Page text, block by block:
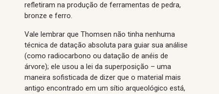
refletiram na produção de ferramentas de pedra,
bronze e ferro.
Vale lembrar que Thomsen não tinha nenhuma
técnica de datação absoluta para guiar sua análise
(como radiocarbono ou datação de anéis de
árvore); ele usou a lei da superposição – uma
maneira sofisticada de dizer que o material mais
antigo encontrado em um sítio arqueológico está,